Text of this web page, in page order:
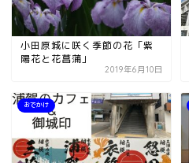
小田原城に咲く季節の花「紫
陽花と花菖蒲」
2019年6月10日
おでかけ